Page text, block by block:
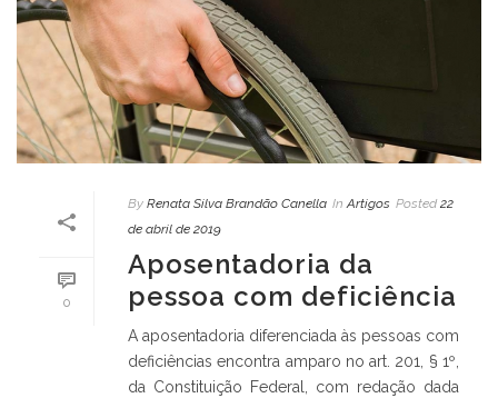
0
By Renata Silva Brandão Canella In Artigos Posted 22
de abril de 2019
Aposentadoria da
pessoa com deficiência
A aposentadoria diferenciada às pessoas com
deficiências encontra amparo no art. 201, § 1º,
da Constituição Federal, com redação dada